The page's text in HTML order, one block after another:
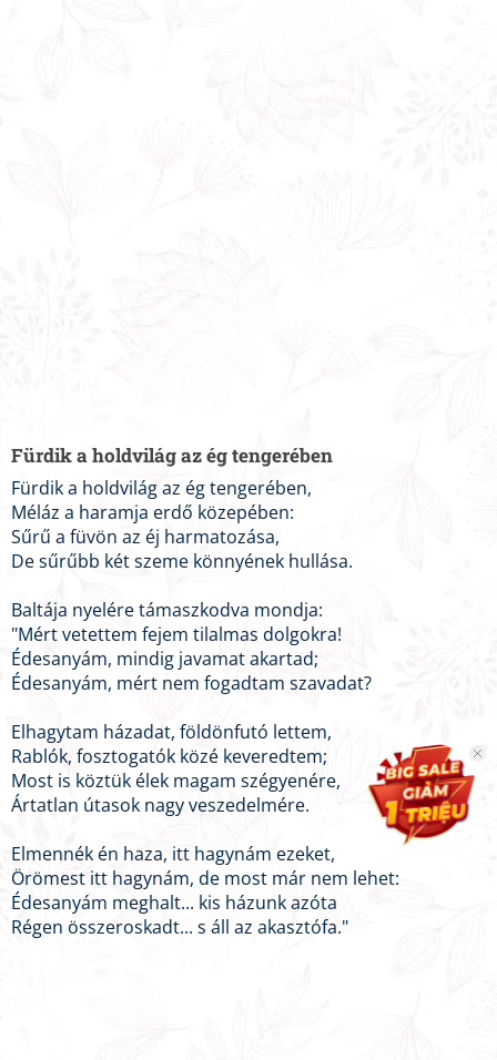
Fürdik a holdvilág az ég tengerében
Fürdik a holdvilág az ég tengerében,
Méláz a haramja erdő közepében:
Sűrű a füvön az éj harmatozása,
De sűrűbb két szeme könnyének hullása.
Baltája nyelére támaszkodva mondja:
"Mért vetettem fejem tilalmas dolgokra!
Édesanyám, mindig javamat akartad;
Édesanyám, mért nem fogadtam szavadat?
Elhagytam házadat, földönfutó lettem,
Rablók, fosztogatók közé keveredtem;
Most is köztük élek magam szégyenére,
Ártatlan útasok nagy veszedelmére.
Elmennék én haza, itt hagynám ezeket,
Örömest itt hagynám, de most már nem lehet:
Édesanyám meghalt... kis házunk azóta
Régen összeroskadt... s áll az akasztófa."